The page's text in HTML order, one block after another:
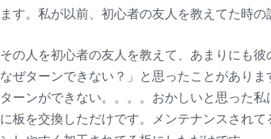
ます。 私が以前、初心者の友人を教えてた時の
その人を初心者の友人を教えて、あまりにも彼
なぜターンできない？」と思ったことがありま
ターンができない。。。。 おかしいと思った私
に板を交換しただけです。
メンテナンスされて